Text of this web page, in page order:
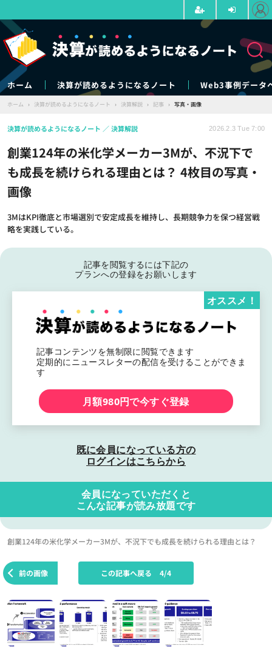
ホーム 決算が読めるようになるノート Web3事例データ
ホーム › 決算が読めるようになるノート › 決算解説 › 記事 › 写真・画像
創業124年の米化学メーカー3Mが、不況下で
も成長を続けられる理由とは？ 4枚目の写真・
画像
3MはKPI徹底と市場選別で安定成長を維持し、長期競争力を保つ経営戦
略を実践している。
決算が読めるようになるノート 決算解説 2026.2.3 Tue 7:00
記事を閲覧するには下記の
プランへの登録をお願いします
記事コンテンツを無制限に閲覧できます
定期的にニュースレターの配信を受けることができま
す
オススメ！
月額980円で今すぐ登録
既に会員になっている方の
ログインはこちらから
会員になっていただくと
こんな記事が読み放題です
創業124年の米化学メーカー3Mが、不況下でも成長を続けられる理由とは？
前の画像 この記事へ戻る 4/4